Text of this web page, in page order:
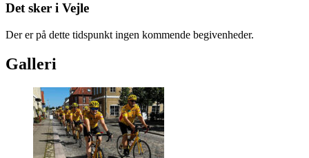
Det sker i Vejle
Der er på dette tidspunkt ingen kommende begivenheder.
Galleri